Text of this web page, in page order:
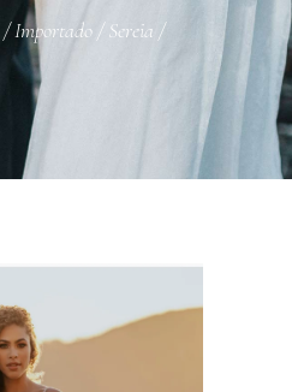
Importado/Sereia/